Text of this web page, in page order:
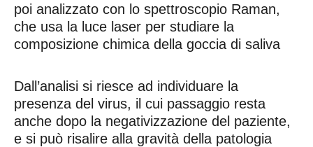
poi analizzato con lo spettroscopio Raman,
che usa la luce laser per studiare la
composizione chimica della goccia di saliva
Dall’analisi si riesce ad individuare la
presenza del virus, il cui passaggio resta
anche dopo la negativizzazione del paziente,
e si può risalire alla gravità della patologia